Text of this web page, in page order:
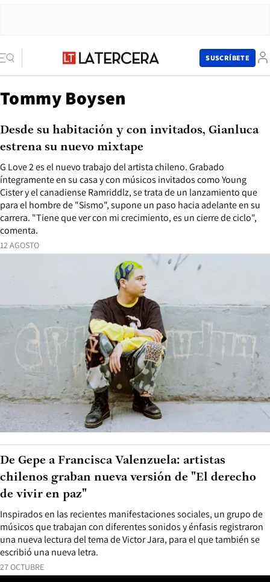
SUSCRÍBETE
Tommy Boysen
12 AGOSTO
G Love 2 es el nuevo trabajo del artista chileno. Grabado
íntegramente en su casa y con músicos invitados como Young
Cister y el canadiense Ramriddlz, se trata de un lanzamiento que
para el hombre de "Sismo", supone un paso hacia adelante en su
carrera. "Tiene que ver con mi crecimiento, es un cierre de ciclo",
comenta.
Desde su habitación y con invitados, Gianluca
estrena su nuevo mixtape
27 OCTUBRE
Inspirados en las recientes manifestaciones sociales, un grupo de
músicos que trabajan con diferentes sonidos y énfasis registraron
una nueva lectura del tema de Victor Jara, para el que también se
escribió una nueva letra.
De Gepe a Francisca Valenzuela: artistas
chilenos graban nueva versión de "El derecho
de vivir en paz"